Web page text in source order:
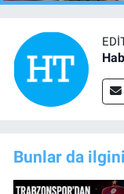
Bunlar da